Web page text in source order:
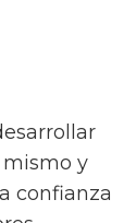
y
confianza